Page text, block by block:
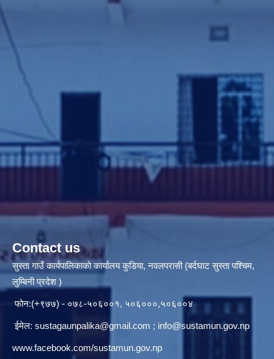
Contact us
सुस्ता गाउँ कार्यपालिकाकाे कार्यालय कुडिया, नवलपरासी (बर्दघाट सुस्ता पश्चिम,
लुम्बिनी प्रदेश )
फोन:(+९७७) - ०७८-५०६००१, ५०६०००,५०६००४
ईमेल: sustagaunpalika@gmail.com ; info@sustamun.gov.np
www.facebook.com/sustamun.gov.np